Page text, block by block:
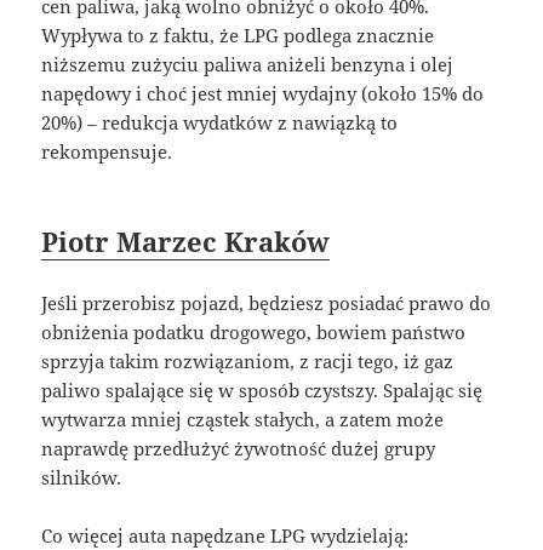
cen paliwa, jaką wolno obniżyć o około 40%.
Wypływa to z faktu, że LPG podlega znacznie
niższemu zużyciu paliwa aniżeli benzyna i olej
napędowy i choć jest mniej wydajny (około 15% do
20%) – redukcja wydatków z nawiązką to
rekompensuje.
Piotr Marzec Kraków
Jeśli przerobisz pojazd, będziesz posiadać prawo do
obniżenia podatku drogowego, bowiem państwo
sprzyja takim rozwiązaniom, z racji tego, iż gaz
paliwo spalające się w sposób czystszy. Spalając się
wytwarza mniej cząstek stałych, a zatem może
naprawdę przedłużyć żywotność dużej grupy
silników.
Co więcej auta napędzane LPG wydzielają: